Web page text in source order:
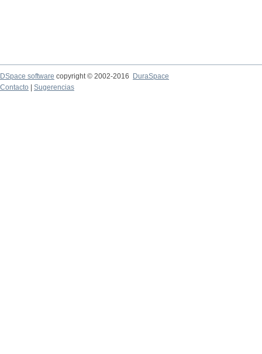
DSpace software copyright © 2002-2016
DuraSpace
Contacto
Sugerencias